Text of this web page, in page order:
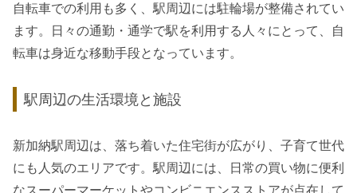
自転車での利用も多く、駅周辺には駐輪場が整備されてい
ます。日々の通勤・通学で駅を利用する人々にとって、自
転車は身近な移動手段となっています。
駅周辺の生活環境と施設
新加納駅周辺は、落ち着いた住宅街が広がり、子育て世代
にも人気のエリアです。駅周辺には、日常の買い物に便利